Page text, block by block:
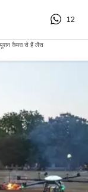
12
कैमरा से हैं लैस